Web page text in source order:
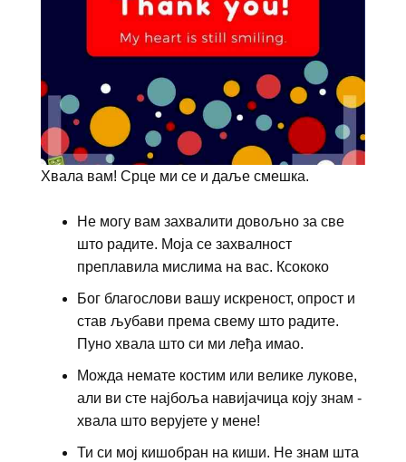
Хвала вам! Срце ми се и даље смешка.
Не могу вам захвалити довољно за све
што радите. Моја се захвалност
преплавила мислима на вас. Ксококо
Бог благослови вашу искреност, опрост и
став љубави према свему што радите.
Пуно хвала што си ми леђа имао.
Можда немате костим или велике лукове,
али ви сте најбоља навијачица коју знам -
хвала што верујете у мене!
Ти си мој кишобран на киши. Не знам шта